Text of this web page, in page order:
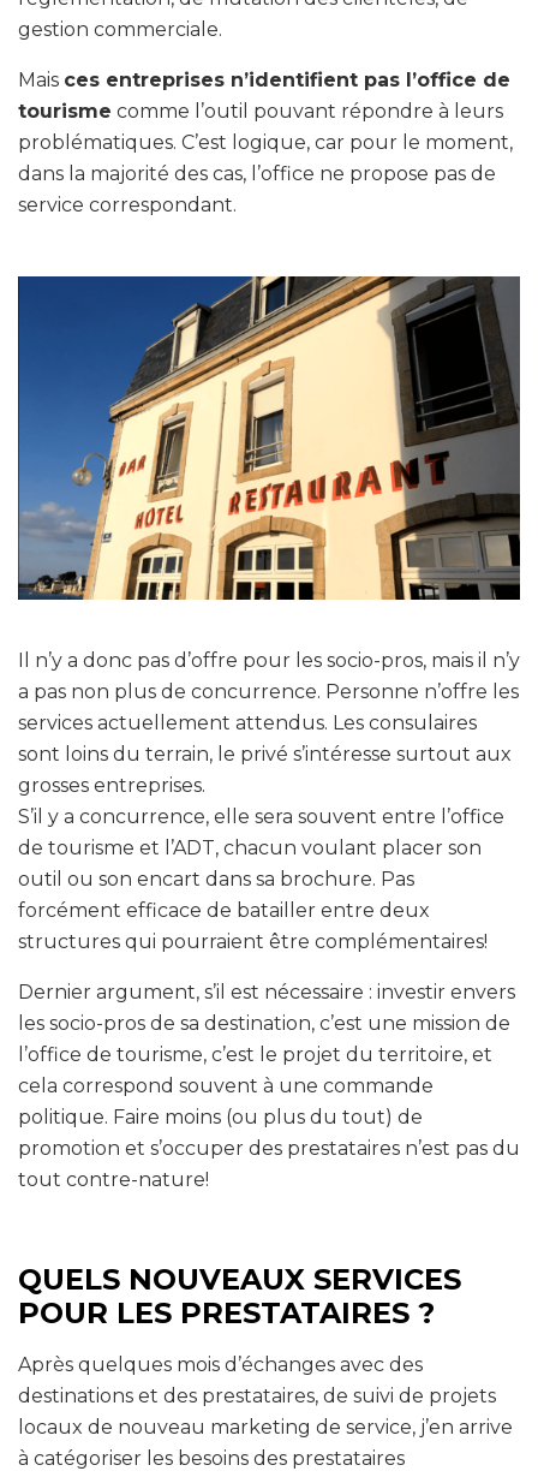
gestion commerciale.
Mais ces entreprises n’identifient pas l’office de
tourisme comme l’outil pouvant répondre à leurs
problématiques. C’est logique, car pour le moment,
dans la majorité des cas, l’office ne propose pas de
service correspondant.
Il n’y a donc pas d’offre pour les socio-pros, mais il n’y
a pas non plus de concurrence. Personne n’offre les
services actuellement attendus. Les consulaires
sont loins du terrain, le privé s’intéresse surtout aux
grosses entreprises.
S’il y a concurrence, elle sera souvent entre l’office
de tourisme et l’ADT, chacun voulant placer son
outil ou son encart dans sa brochure. Pas
forcément efficace de batailler entre deux
structures qui pourraient être complémentaires!
Dernier argument, s’il est nécessaire : investir envers
les socio-pros de sa destination, c’est une mission de
l’office de tourisme, c’est le projet du territoire, et
cela correspond souvent à une commande
politique. Faire moins (ou plus du tout) de
promotion et s’occuper des prestataires n’est pas du
tout contre-nature!
QUELS NOUVEAUX SERVICES
POUR LES PRESTATAIRES ?
Après quelques mois d’échanges avec des
destinations et des prestataires, de suivi de projets
locaux de nouveau marketing de service, j’en arrive
à catégoriser les besoins des prestataires